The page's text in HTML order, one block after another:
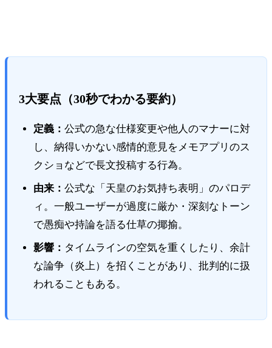
3大要点（30秒でわかる要約）
定義：公式の急な仕様変更や他人のマナーに対
し、納得いかない感情的意見をメモアプリのス
クショなどで長文投稿する行為。
由来：公式な「天皇のお気持ち表明」のパロデ
ィ。一般ユーザーが過度に厳か・深刻なトーン
で愚痴や持論を語る仕草の揶揄。
影響： タイムラインの空気を重くしたり、余計
な論争（炎上）を招くことがあり、批判的に扱
われることもある。